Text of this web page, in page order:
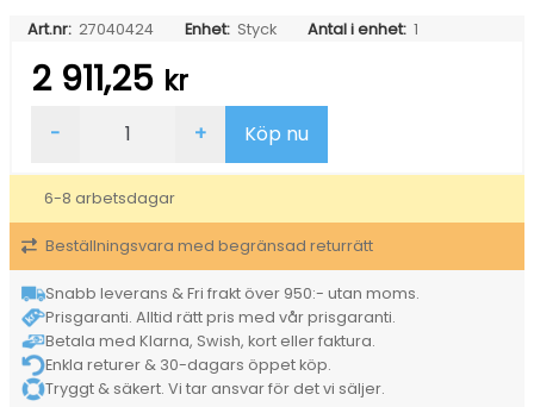
Art.nr: 27040424 Enhet: Styck Antal i enhet: 1
2 911,25 kr
HP
CE250A
svart
mängd
- + Köp nu
6-8 arbetsdagar
Beställningsvara med begränsad returrätt
Snabb leverans & Fri frakt över 950:- utan moms.
Prisgaranti. Alltid rätt pris med vår prisgaranti.
Betala med Klarna, Swish, kort eller faktura.
Enkla returer & 30-dagars öppet köp.
Tryggt & säkert. Vi tar ansvar för det vi säljer.